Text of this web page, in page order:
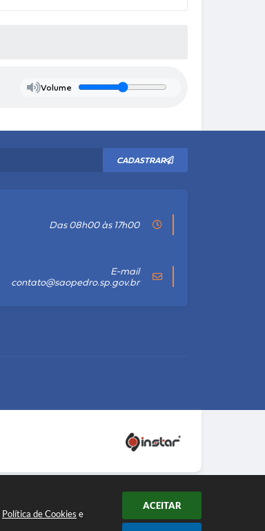
Política de Cookies e
ACEITAR
Volume
CADASTRAR
Das 08h00 às 17h00
E-mail
contato@saopedro.sp.gov.br